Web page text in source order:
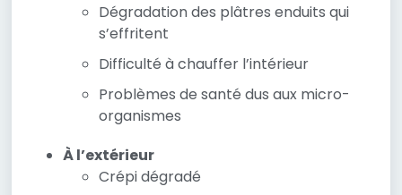
Dégradation des plâtres enduits qui
s’effritent
Difficulté à chauffer l’intérieur
Problèmes de santé dus aux micro-
organismes
À l’extérieur
Crépi dégradé